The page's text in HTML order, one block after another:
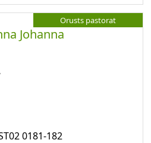
Orusts pastorat
Johanna
0181-182